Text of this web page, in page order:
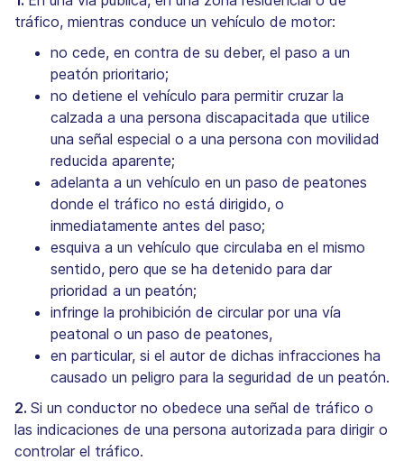
tráfico, mientras conduce un vehículo de motor:
no cede, en contra de su deber, el paso a un
peatón prioritario;
no detiene el vehículo para permitir cruzar la
calzada a una persona discapacitada que utilice
una señal especial o a una persona con movilidad
reducida aparente;
adelanta a un vehículo en un paso de peatones
donde el tráfico no está dirigido, o
inmediatamente antes del paso;
esquiva a un vehículo que circulaba en el mismo
sentido, pero que se ha detenido para dar
prioridad a un peatón;
infringe la prohibición de circular por una vía
peatonal o un paso de peatones,
en particular, si el autor de dichas infracciones ha
causado un peligro para la seguridad de un peatón.
2. Si un conductor no obedece una señal de tráfico o
las indicaciones de una persona autorizada para dirigir o
controlar el tráfico.